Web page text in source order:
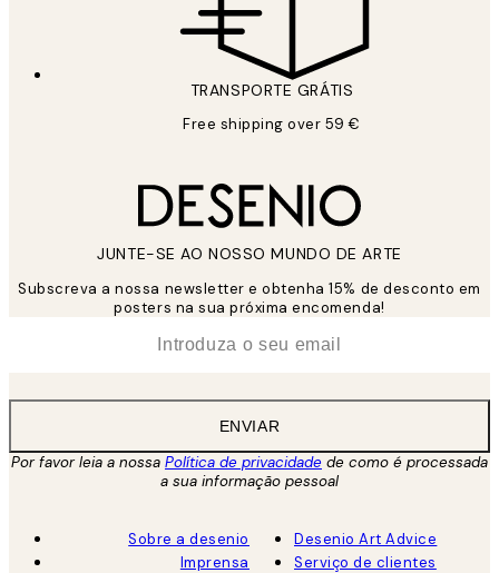
TRANSPORTE GRÁTIS
Free shipping over 59 €
JUNTE-SE AO NOSSO MUNDO DE ARTE
Subscreva a nossa newsletter e obtenha 15% de desconto em
posters na sua próxima encomenda!
ENVIAR
Por favor leia a nossa Política de privacidade de como é processada
a sua informação pessoal
Sobre a desenio
Imprensa
Desenio Art Advice
Serviço de clientes